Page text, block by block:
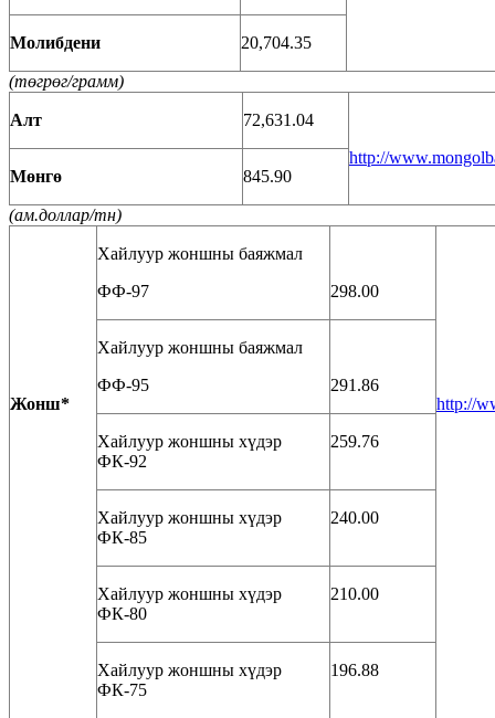
Молибдени 20,704.35
(төгрөг/грамм)
Алт
72,631.04
http://
Мөнгө 845.90
(ам.доллар/тн)
Жонш*
Хайлуур жоншны баяжмал
ФФ-97
298.00
http://
Хайлуур жоншны баяжмал
ФФ-95
291.86
Хайлуур жоншны хүдэр
ФК-92
259.76
Хайлуур жоншны хүдэр
ФК-85
240.00
Хайлуур жоншны хүдэр
ФК-80
210.00
Хайлуур жоншны хүдэр
ФК-75
196.88